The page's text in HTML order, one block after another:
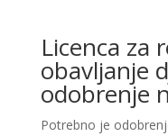
Licenca za
obavljanje
odobrenje
Potrebno je